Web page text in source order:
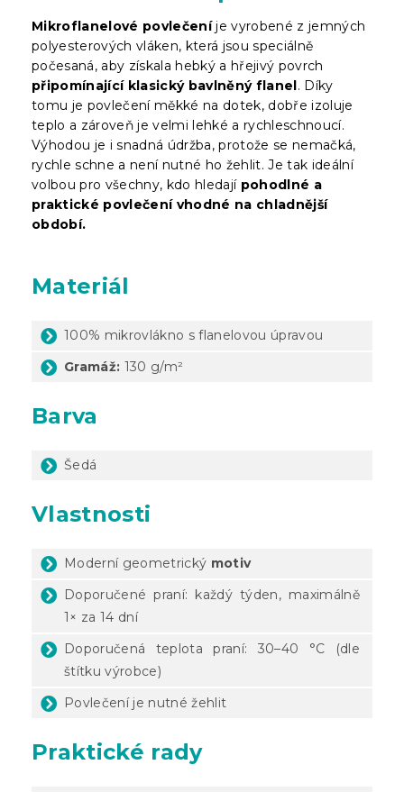
Mikroflanelové povlečeníje vyrobené z jemných
polyesterových vláken, která jsou speciálně
počesaná, aby získala hebký a hřejivý povrch
připomínající klasický bavlněný flanel. Díky
tomu je povlečení měkké na dotek, dobře izoluje
teplo a zároveň je velmi lehké a rychleschnoucí.
Výhodou je i snadná údržba, protože se nemačká,
rychle schne a není nutné ho žehlit. Je tak ideální
volbou pro všechny, kdo hledajípohodlné a
praktické povlečení vhodné na chladnější
období.
Materiál
100% mikrovlákno s flanelovou úpravou
Gramáž: 130 g/m²
Barva
Šedá
Vlastnosti
Moderní geometrický motiv
Doporučené praní: každý týden, maximálně
1× za 14 dní
Doporučená teplota praní: 30–40 °C (dle
štítku výrobce)
Povlečení je nutné žehlit
Praktické rady